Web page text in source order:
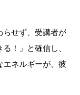
らせず、受講者が
！」と確信し、
エネルギーが、彼